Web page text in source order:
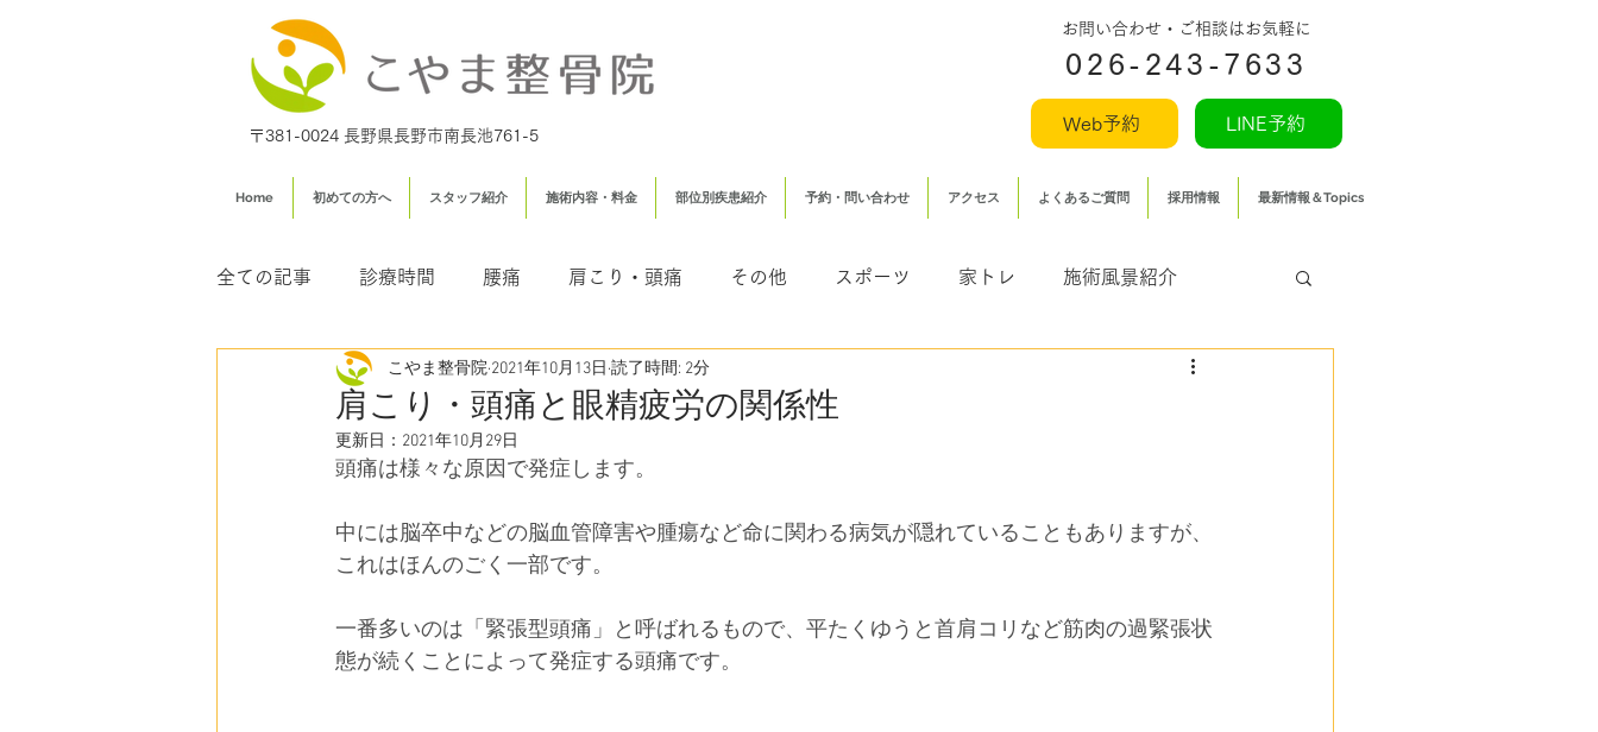
〒381-0024 長野県長野市南長池761-5
​お問い合わせ・ご相談はお気軽に
026-243-7633
Web予約 LINE予約
Home 初めての方へ スタッフ紹介 施術内容・料金 部位別疾患紹介 予約・問い合わせ アクセス よくあるご質問 採用情報 最新情報＆Topics
全ての記事 診療時間 腰痛 肩こり・頭痛 その他 スポーツ 家トレ 施術風景紹介
足専門外来 交通事故治療（むち打ち・頸椎捻挫）
肩こり・頭痛と眼精疲労の関係性
こやま整骨院 2021年10月13日 読了時間: 2分
更新日： 2021年10月29日
頭痛は様々な原因で発症します。
中には脳卒中などの脳血管障害や腫瘍など命に関わる病気が隠れていることもありますが、
これはほんのごく一部です。
一番多いのは「緊張型頭痛」と呼ばれるもので、平たくゆうと首肩コリなど筋肉の過緊張状
態が続くことによって発症する頭痛です。